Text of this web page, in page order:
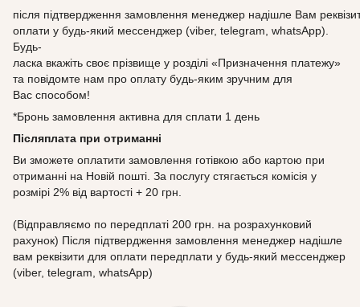
після підтвердження замовлення менеджер надішле Вам
оплати у будь-який мессенджер (viber, telegram, whatsApp).
Будь-
ласка вкажіть своє прізвище у розділі «Призначення платежу»
та повідомте нам про оплату будь-яким зручним для
Вас способом!
*Бронь замовлення активна для сплати 1 день
Післяплата при отриманні
Ви зможете оплатити замовлення готівкою або картою при
отриманні на Новій пошті. За послугу стягається комісія у
розмірі 2% від вартості + 20 грн.
(Відправляємо по передплаті 200 грн. на розрахунковий
рахунок) Після підтвердження замовлення менеджер надішле
вам реквізити для оплати передплати у будь-який мессенджер
(viber, telegram, whatsApp)